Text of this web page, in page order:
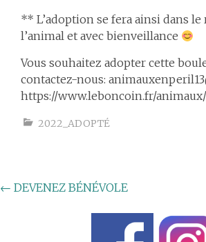
** L’adoption se fera ainsi dans le
l’animal et avec bienveillance
Vous souhaitez adopter cette
contactez-nous:
https://www.leboncoin.fr/animaux/
2022_ADOPTÉ
← DEVENEZ BÉNÉVOLE